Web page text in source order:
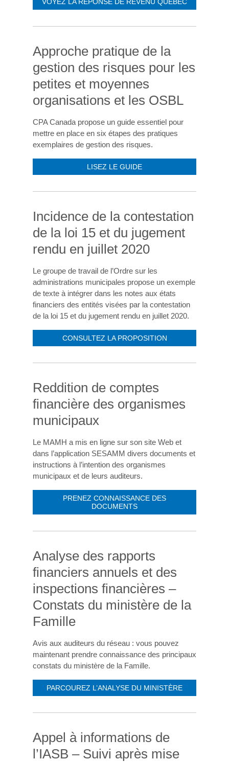
Approche pratique de la
gestion des risques pour les
petites et moyennes
organisations et les OSBL
CPA Canada propose un guide essentiel pour
mettre en place en six étapes des pratiques
exemplaires de gestion des risques.
LISEZ LE GUIDE
Incidence de la contestation
de la loi 15 et du jugement
rendu en juillet 2020
Le groupe de travail de l’Ordre sur les
administrations municipales propose un exemple
de texte à intégrer dans les notes aux états
financiers des entités visées par la contestation
de la loi 15 et du jugement rendu en juillet 2020.
CONSULTEZ LA PROPOSITION
Reddition de comptes
financière des organismes
municipaux
Le MAMH a mis en ligne sur son site Web et
dans l’application SESAMM divers documents et
instructions à l’intention des organismes
municipaux et de leurs auditeurs.
PRENEZ CONNAISSANCE DES
DOCUMENTS
Analyse des rapports
financiers annuels et des
inspections financières –
Constats du ministère de la
Famille
Avis aux auditeurs du réseau : vous pouvez
maintenant prendre connaissance des principaux
constats du ministère de la Famille.
PARCOUREZ L’ANALYSE DU MINISTÈRE
Appel à informations de
l’IASB – Suivi après mise